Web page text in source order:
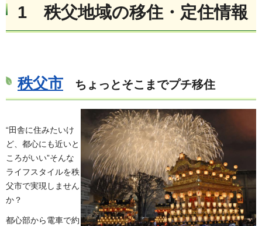
1 秩父地域の移住・定住情報
秩父市 ちょっとそこまでプチ移住
“田舎に住みたいけ
ど、都心にも近いと
ころがいい”そんな
ライフスタイルを秩
父市で実現しません
か？
都心部から電車で約